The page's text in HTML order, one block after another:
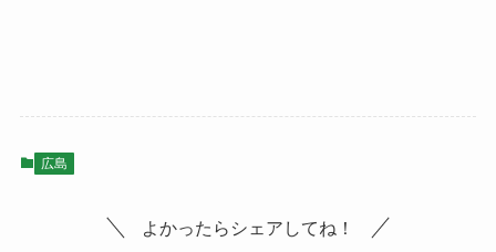
広島
よかったらシェアしてね！